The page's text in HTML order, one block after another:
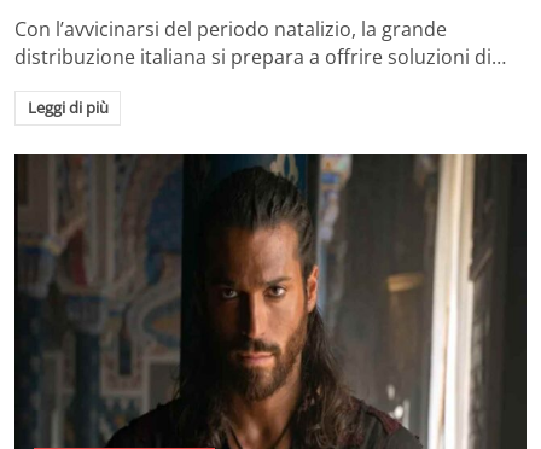
Con l’avvicinarsi del periodo natalizio, la grande
distribuzione italiana si prepara a offrire soluzioni di…
Leggi di più